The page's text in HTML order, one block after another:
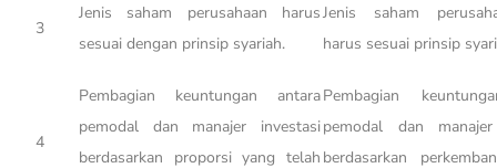
3
Jenis saham perusahaan harus
sesuai dengan prinsip syariah.
Jenis saham
harus sesuai prinsip
4
Pembagian keuntungan antara
pemodal dan manajer investasi
berdasarkan proporsi yang telah
Pembagian
pemodal dan
berdasarkan